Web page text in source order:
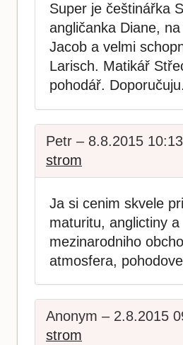
Super je češtinářka
angličanka Diane,
Jacob a velmi
Larisch. Matikář
pohodář. Doporučuju.
Petr – 8.8.2015 10:13
strom
Ja si cenim skvele
maturitu, anglictiny a
mezinarodniho
atmosfera,
Anonym – 2.8.2015
strom